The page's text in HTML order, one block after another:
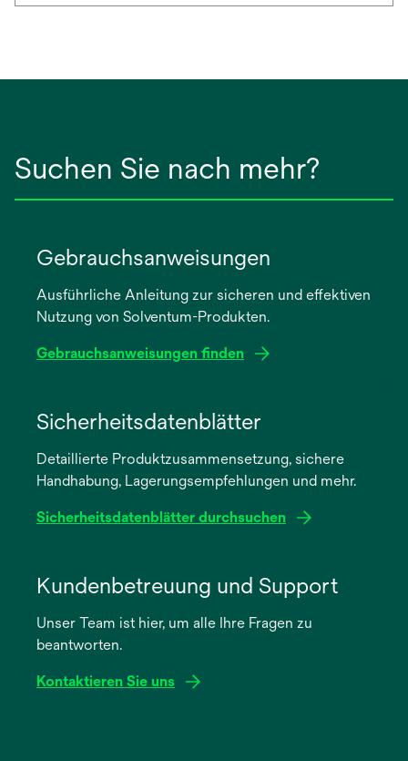
Suchen Sie nach mehr?
Gebrauchsanweisungen
Ausführliche Anleitung zur sicheren und effektiven
Nutzung von Solventum-Produkten.
Gebrauchsanweisungen finden
neuen
Registerkarte
Sicherheitsdatenblätter
Detaillierte Produktzusammensetzung, sichere
Handhabung, Lagerungsempfehlungen und mehr.
Sicherheitsdatenblätter durchsuchen
neuen
Registerkarte
Kundenbetreuung und Support
Unser Team ist hier, um alle Ihre Fragen zu
beantworten.
Kontaktieren Sie uns